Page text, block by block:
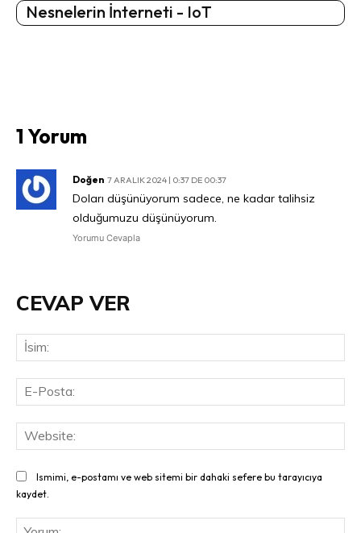
Nesnelerin İnterneti - IoT
1 Yorum
Doğen 7 ARALIK 2024 | 0:37 DE 00:37
Doları düşünüyorum sadece, ne kadar talihsiz
olduğumuzu düşünüyorum.
Yorumu Cevapla
CEVAP VER
Ismimi, e-postamı ve web sitemi bir dahaki sefere bu tarayıcıya
kaydet.